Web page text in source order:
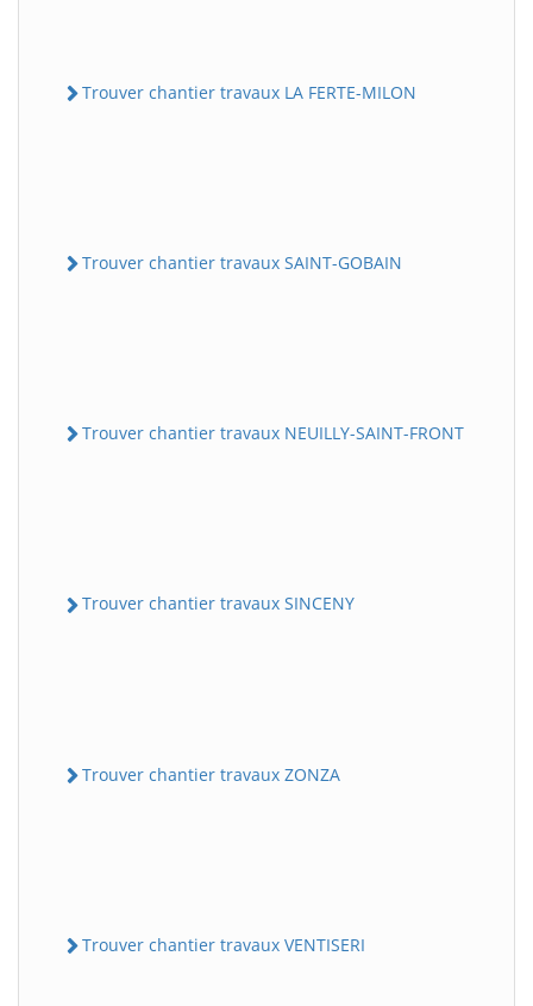
Trouver chantier travaux LA FERTE-MILON
Trouver chantier travaux SAINT-GOBAIN
Trouver chantier travaux NEUILLY-SAINT-FRONT
Trouver chantier travaux SINCENY
Trouver chantier travaux ZONZA
Trouver chantier travaux VENTISERI